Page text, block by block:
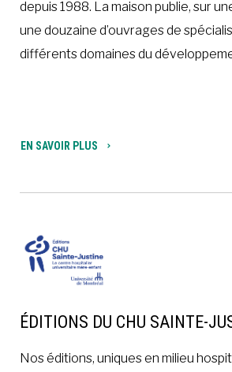
depuis 1988. La maison publie, sur
une douzaine d’ouvrages de
différents domaines du
EN SAVOIR PLUS
ÉDITIONS DU CHU SAINTE-
Nos éditions, uniques en milieu